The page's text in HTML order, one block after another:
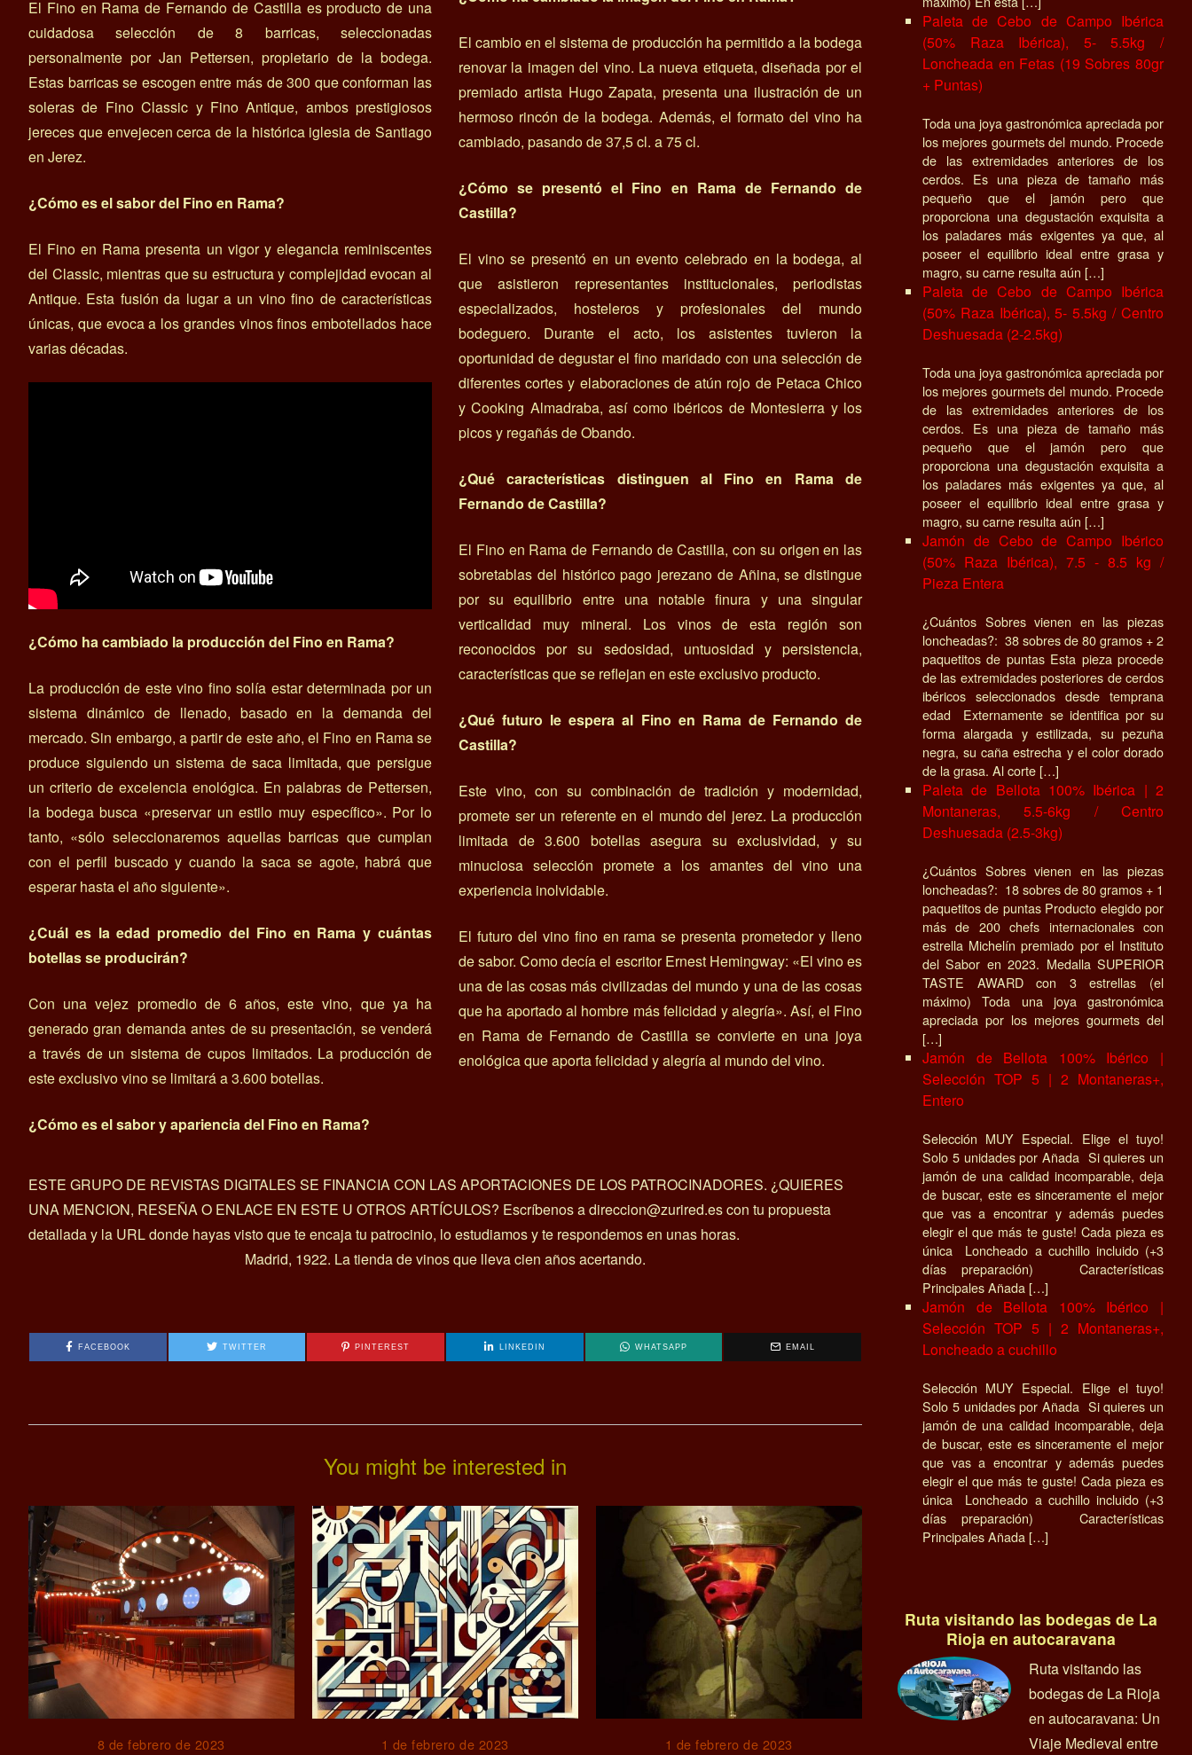
El Fino en Rama de Fernando de Castilla es producto de una
cuidadosa selección de 8 barricas, seleccionadas
personalmente por Jan Pettersen, propietario de la bodega.
Estas barricas se escogen entre más de 300 que conforman las
soleras de Fino Classic y Fino Antique, ambos prestigiosos
jereces que envejecen cerca de la histórica iglesia de Santiago
en Jerez.
¿Cómo es el sabor del Fino en Rama?
El Fino en Rama presenta un vigor y elegancia reminiscentes
del Classic, mientras que su estructura y complejidad evocan al
Antique. Esta fusión da lugar a un vino fino de características
únicas, que evoca a los grandes vinos finos embotellados hace
varias décadas.
¿Cómo ha cambiado la producción del Fino en Rama?
La producción de este vino fino solía estar determinada por un
sistema dinámico de llenado, basado en la demanda del
mercado. Sin embargo, a partir de este año, el Fino en Rama se
produce siguiendo un sistema de saca limitada, que persigue
un criterio de excelencia enológica. En palabras de Pettersen,
la bodega busca «preservar un estilo muy específico». Por lo
tanto, «sólo seleccionaremos aquellas barricas que cumplan
con el perfil buscado y cuando la saca se agote, habrá que
esperar hasta el año siguiente».
¿Cuál es la edad promedio del Fino en Rama y cuántas
botellas se producirán?
Con una vejez promedio de 6 años, este vino, que ya ha
generado gran demanda antes de su presentación, se venderá
a través de un sistema de cupos limitados. La producción de
este exclusivo vino se limitará a 3.600 botellas.
¿Cómo es el sabor y apariencia del Fino en Rama?
El cambio en el sistema de producción ha permitido a la bodega
renovar la imagen del vino. La nueva etiqueta, diseñada por el
premiado artista Hugo Zapata, presenta una ilustración de un
hermoso rincón de la bodega. Además, el formato del vino ha
cambiado, pasando de 37,5 cl. a 75 cl.
¿Cómo se presentó el Fino en Rama de Fernando de
Castilla?
El vino se presentó en un evento celebrado en la bodega, al
que asistieron representantes institucionales, periodistas
especializados, hosteleros y profesionales del mundo
bodeguero. Durante el acto, los asistentes tuvieron la
oportunidad de degustar el fino maridado con una selección de
diferentes cortes y elaboraciones de atún rojo de Petaca Chico
y Cooking Almadraba, así como ibéricos de Montesierra y los
picos y regañás de Obando.
¿Qué características distinguen al Fino en Rama de
Fernando de Castilla?
El Fino en Rama de Fernando de Castilla, con su origen en las
sobretablas del histórico pago jerezano de Añina, se distingue
por su equilibrio entre una notable finura y una singular
verticalidad muy mineral. Los vinos de esta región son
reconocidos por su sedosidad, untuosidad y persistencia,
características que se reflejan en este exclusivo producto.
¿Qué futuro le espera al Fino en Rama de Fernando de
Castilla?
Este vino, con su combinación de tradición y modernidad,
promete ser un referente en el mundo del jerez. La producción
limitada de 3.600 botellas asegura su exclusividad, y su
minuciosa selección promete a los amantes del vino una
experiencia inolvidable.
El futuro del vino fino en rama se presenta prometedor y lleno
de sabor. Como decía el escritor Ernest Hemingway: «El vino es
una de las cosas más civilizadas del mundo y una de las cosas
que ha aportado al hombre más felicidad y alegría». Así, el Fino
en Rama de Fernando de Castilla se convierte en una joya
enológica que aporta felicidad y alegría al mundo del vino.
ESTE GRUPO DE REVISTAS DIGITALES SE FINANCIA CON LAS APORTACIONES DE LOS PATROCINADORES. ¿QUIERES
UNA MENCION, RESEÑA O ENLACE EN ESTE U OTROS ARTÍCULOS? Escríbenos a direccion@zurired.es con tu propuesta
detallada y la URL donde hayas visto que te encaja tu patrocinio, lo estudiamos y te respondemos en unas horas.
Madrid, 1922. La tienda de vinos que lleva cien años acertando.
FACEBOOK TWITTER PINTEREST LINKEDIN WHATSAPP EMAIL
You might be interested in
8 de febrero de 2023 1 de febrero de 2023 1 de febrero de 2023
Paleta de Cebo de Campo Ibérica
(50% Raza Ibérica), 5- 5.5kg /
Loncheada en Fetas (19 Sobres 80gr
+ Puntas)
Toda una joya gastronómica apreciada por
los mejores gourmets del mundo. Procede
de las extremidades anteriores de los
cerdos. Es una pieza de tamaño más
pequeño que el jamón pero que
proporciona una degustación exquisita a
los paladares más exigentes ya que, al
poseer el equilibrio ideal entre grasa y
magro, su carne resulta aún […]
Paleta de Cebo de Campo Ibérica
(50% Raza Ibérica), 5- 5.5kg / Centro
Deshuesada (2-2.5kg)
Toda una joya gastronómica apreciada por
los mejores gourmets del mundo. Procede
de las extremidades anteriores de los
cerdos. Es una pieza de tamaño más
pequeño que el jamón pero que
proporciona una degustación exquisita a
los paladares más exigentes ya que, al
poseer el equilibrio ideal entre grasa y
magro, su carne resulta aún […]
Jamón de Cebo de Campo Ibérico
(50% Raza Ibérica), 7.5 - 8.5 kg /
Pieza Entera
¿Cuántos Sobres vienen en las piezas
loncheadas?: 38 sobres de 80 gramos + 2
paquetitos de puntas Esta pieza procede
de las extremidades posteriores de cerdos
ibéricos seleccionados desde temprana
edad Externamente se identifica por su
forma alargada y estilizada, su pezuña
negra, su caña estrecha y el color dorado
de la grasa. Al corte […]
Paleta de Bellota 100% Ibérica | 2
Montaneras, 5.5-6kg / Centro
Deshuesada (2.5-3kg)
¿Cuántos Sobres vienen en las piezas
loncheadas?: 18 sobres de 80 gramos + 1
paquetitos de puntas Producto elegido por
más de 200 chefs internacionales con
estrella Michelín premiado por el Instituto
del Sabor en 2023. Medalla SUPERIOR
TASTE AWARD con 3 estrellas (el
máximo) Toda una joya gastronómica
apreciada por los mejores gourmets del
[…]
Jamón de Bellota 100% Ibérico |
Selección TOP 5 | 2 Montaneras+,
Entero
Selección MUY Especial. Elige el tuyo!
Solo 5 unidades por Añada Si quieres un
jamón de una calidad incomparable, deja
de buscar, este es sinceramente el mejor
que vas a encontrar y además puedes
elegir el que más te guste! Cada pieza es
única Loncheado a cuchillo incluido (+3
días preparación) Características
Principales Añada […]
Jamón de Bellota 100% Ibérico |
Selección TOP 5 | 2 Montaneras+,
Loncheado a cuchillo
Selección MUY Especial. Elige el tuyo!
Solo 5 unidades por Añada Si quieres un
jamón de una calidad incomparable, deja
de buscar, este es sinceramente el mejor
que vas a encontrar y además puedes
elegir el que más te guste! Cada pieza es
única Loncheado a cuchillo incluido (+3
días preparación) Características
Principales Añada […]
Ruta visitando las bodegas de La
Rioja en autocaravana
Ruta visitando las
bodegas de La Rioja
en autocaravana: Un
Viaje Medieval entre